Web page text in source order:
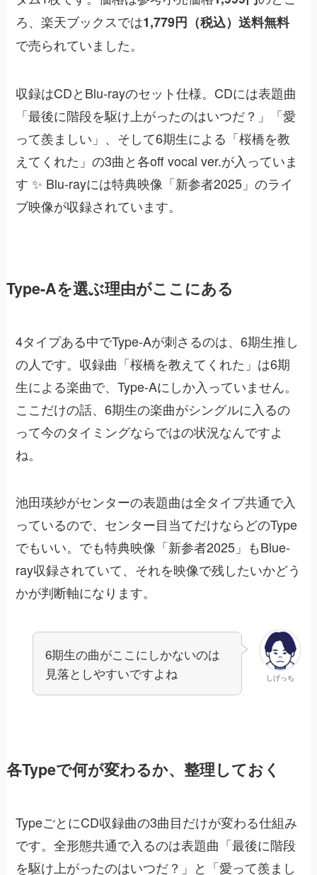
ろ、楽天ブックスでは1,779円（税込）送料無料
で売られていました。
収録はCDとBlu-rayのセット仕様。CDには表題曲
「最後に階段を駆け上がったのはいつだ？」「愛
って羨ましい」、そして6期生による「桜橋を教
えてくれた」の3曲と各off vocal ver.が入っていま
す ✨ Blu-rayには特典映像「新参者2025」のライ
ブ映像が収録されています。
Type-Aを選ぶ理由がここにある
4タイプある中でType-Aが刺さるのは、6期生推し
の人です。収録曲「桜橋を教えてくれた」は6期
生による楽曲で、Type-Aにしか入っていません。
ここだけの話、6期生の楽曲がシングルに入るの
って今のタイミングならではの状況なんですよ
ね。
池田瑛紗がセンターの表題曲は全タイプ共通で入
っているので、センター目当てだけならどのType
でもいい。でも特典映像「新参者2025」もBlue-
ray収録されていて、それを映像で残したいかどう
かが判断軸になります。
しげっち
6期生の曲がここにしかないのは
見落としやすいですよね
各Typeで何が変わるか、整理しておく
TypeごとにCD収録曲の3曲目だけが変わる仕組み
です。全形態共通で入るのは表題曲「最後に階段
を駆け上がったのはいつだ？」と「愛って羨まし